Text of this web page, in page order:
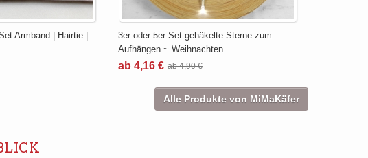
Armband | Hairtie |
3er oder 5er Set gehäkelte Sterne zum
Aufhängen ~ Weihnachten
ab 4,16 € ab 4,90 €
Alle Produkte von MiMaKäfer